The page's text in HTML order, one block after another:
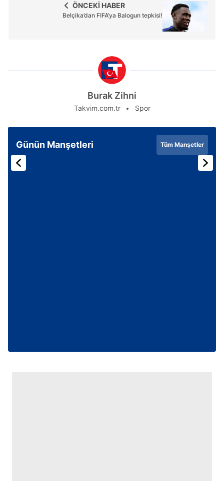
ÖNCEKİ HABER
Belçika’dan FIFA’ya Balogun tepkisi!
Burak Zihni
Takvim.com.tr Spor
Günün Manşetleri Tüm Manşetler